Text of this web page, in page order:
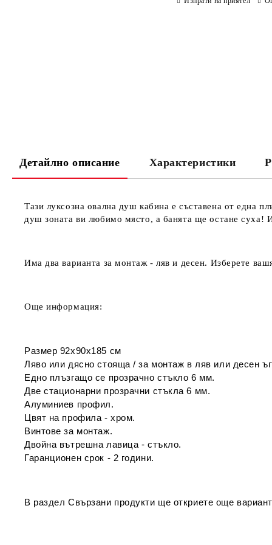
Детайлно описание Характеристики
Тази луксозна овална душ кабина е съставена от една
душ зоната ви любимо място, а банята ще остане суха!
Има два варианта за монтаж - ляв и десен. Изберете
Още информация:
Размер 92х90х185 см
Ляво или дясно стояща / за монтаж в ляв или десен
Едно плъзгащо се прозрачно стъкло 6 мм.
Две стационарни прозрачни стъкла 6 мм.
Алуминиев профил.
Цвят на профила - хром.
Винтове за монтаж.
Двойна вътрешна лавица - стъкло.
Гаранционен срок - 2 години.
В разделСвързани продукти ще откриете още